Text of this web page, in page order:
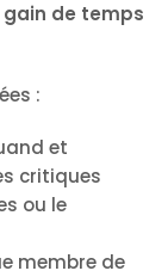
gain de temps
:
et
critiques
ou le
membre de